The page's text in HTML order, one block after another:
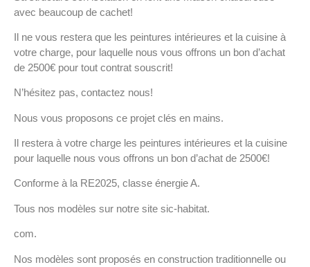
avec beaucoup de cachet!
Il ne vous restera que les peintures intérieures et la cuisine à
votre charge, pour laquelle nous vous offrons un bon d’achat
de 2500€ pour tout contrat souscrit!
N’hésitez pas, contactez nous!
Nous vous proposons ce projet clés en mains.
Il restera à votre charge les peintures intérieures et la cuisine
pour laquelle nous vous offrons un bon d’achat de 2500€!
Conforme à la RE2025, classe énergie A.
Tous nos modèles sur notre site sic-habitat.
com.
Nos modèles sont proposés en construction traditionnelle ou